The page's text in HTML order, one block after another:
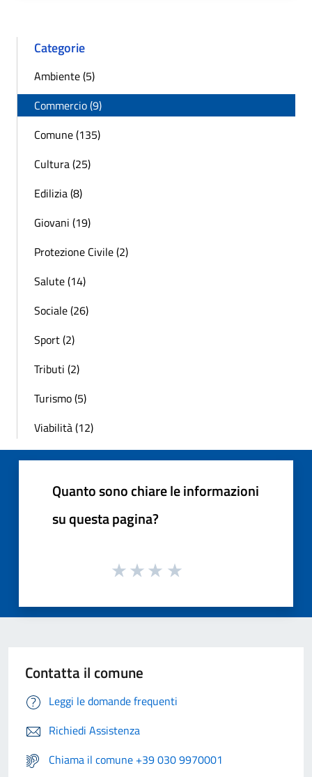
Categorie
Ambiente (5)
Commercio (9)
Comune (135)
Cultura (25)
Edilizia (8)
Giovani (19)
Protezione Civile (2)
Salute (14)
Sociale (26)
Sport (2)
Tributi (2)
Turismo (5)
Viabilità (12)
Quanto sono chiare le informazioni
su questa pagina?
Contatta il comune
Leggi le domande frequenti
Richiedi Assistenza
Chiama il comune +39 030 9970001